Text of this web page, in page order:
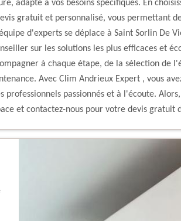
adapté à vos besoins spécifiques. En
gratuit et personnalisé, vous permettant
d'experts se déplace à Saint Sorlin De
sur les solutions les plus efficaces et
à chaque étape, de la sélection de
Avec Clim Andrieux Expert , vous
professionnels passionnés et à l'écoute.
et contactez-nous pour votre devis gratuit